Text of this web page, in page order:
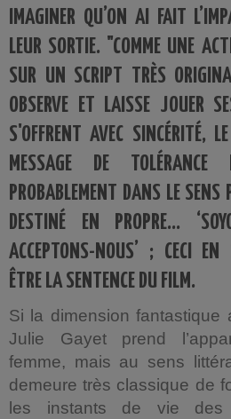
IMAGINER QU’ON AI FAIT
LEUR SORTIE. "COMME UNE
SUR UN SCRIPT TRÈS
OBSERVE ET LAISSE JOUER
S'OFFRENT AVEC SINCÉRITÉ,
MESSAGE DE
PROBABLEMENT DANS LE SENS
DESTINÉ EN PROPRE…
ACCEPTONS-NOUS’ ; CECI EN
ÊTRE LA SENTENCE DU FILM.
Si la dimension fantastique
Julie Gayet prend
femme, mais au sens
demeure très classique de
les instants de vie des